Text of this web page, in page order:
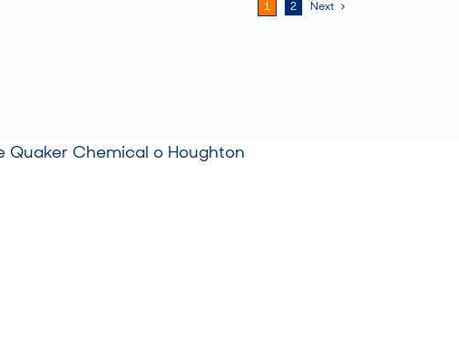
1 2 Next
Quaker Chemical o Houghton